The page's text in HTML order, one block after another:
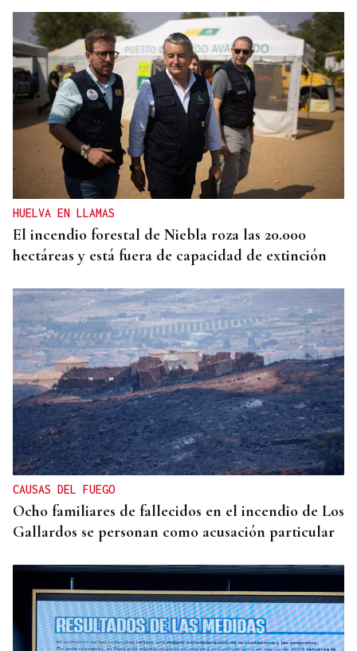
HELICOPTERO MEDICALIZADO
Un motorista en estado grave tras una colisión en
Velle
HUELVA EN LLAMAS
El incendio forestal de Niebla roza las 20.000
hectáreas y está fuera de capacidad de extinción
CAUSAS DEL FUEGO
Ocho familiares de fallecidos en el incendio de Los
Gallardos se personan como acusación particular